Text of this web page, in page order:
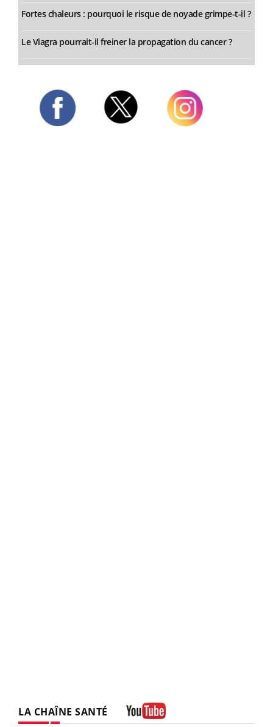
Fortes chaleurs : pourquoi le risque de noyade grimpe-t-il ?
Le Viagra pourrait-il freiner la propagation du cancer ?
LA CHAÎNE SANTÉ